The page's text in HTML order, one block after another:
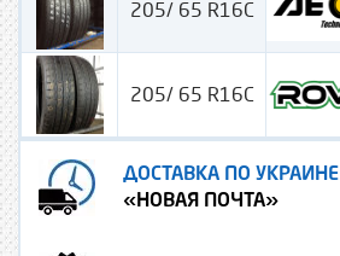
205/ 65 R16C
205/ 65 R16C
ДОСТАВКА ПО УКРАИНЕ
«НОВАЯ ПОЧТА»